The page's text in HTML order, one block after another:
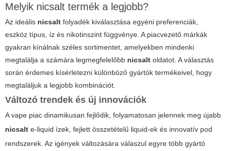
Melyik nicsalt termék a legjobb?
Az ideális nicsalt folyadék kiválasztása egyéni preferenciák,
eszköz típus, íz és nikotinszint függvénye. A piacvezető márkák
gyakran kínálnak széles sortimentet, amelyekben mindenki
megtalálja a számára legmegfelelőbb nicsalt oldatot. A választás
során érdemes kísérletezni különböző gyártók termékeivel, hogy
megtaláljuk a legjobb kombinációt.
Változó trendek és új innovációk
A vape piac dinamikusan fejlődik, folyamatosan jelennek meg újabb
nicsalt e-liquid ízek, fejlett összetételű liquid-ek és innovatív pod
rendszerek. Az igények változására válaszul egyre több gyártó